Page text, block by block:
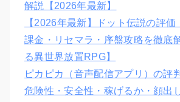
解説【2026年最新】
【2026年最新】ドット伝説の評
課金・リセマラ・序盤攻略を徹底
る異世界放置RPG】
ピカピカ（音声配信アプリ）の評
危険性・安全性・稼げるか・顔出